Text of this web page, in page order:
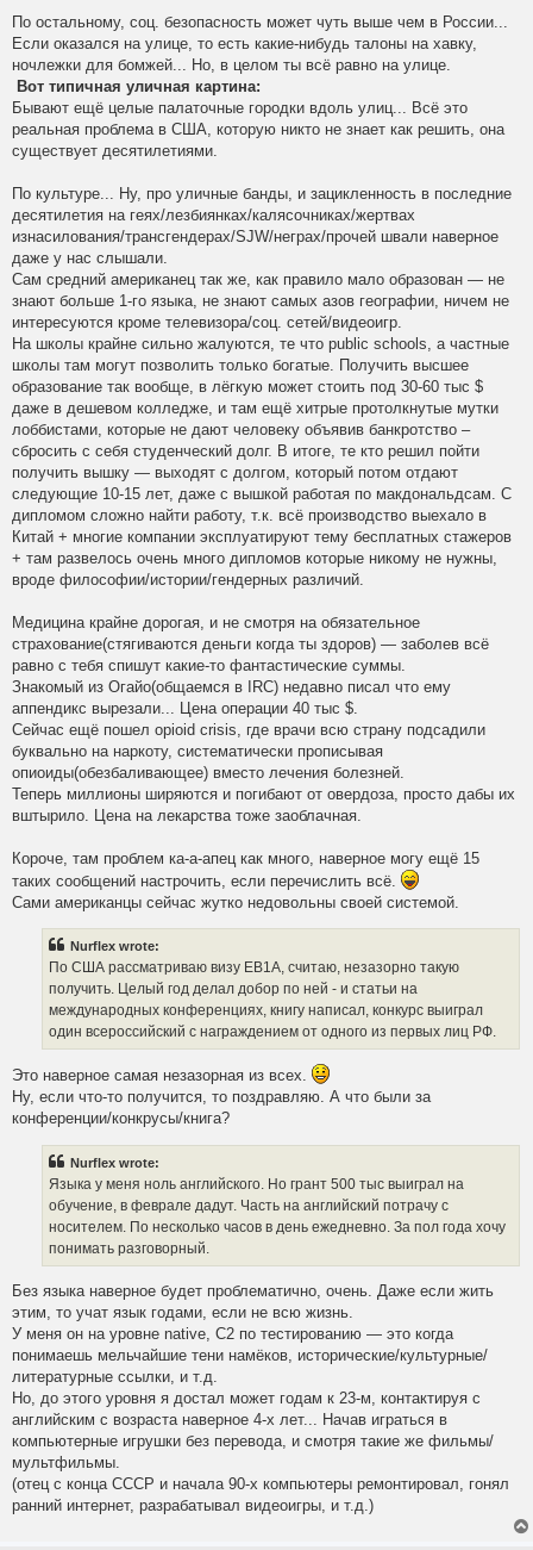
По остальному, соц. безопасность может чуть выше чем в России...
Если оказался на улице, то есть какие-нибудь талоны на хавку,
ночлежки для бомжей... Но, в целом ты всё равно на улице.
Вот типичная уличная картина:
Бывают ещё целые палаточные городки вдоль улиц... Всё это
реальная проблема в США, которую никто не знает как решить, она
существует десятилетиями.
По культуре... Ну, про уличные банды, и зацикленность в последние
десятилетия на геях/лезбиянках/калясочниках/жертвах
изнасилования/трансгендерах/SJW/неграх/прочей швали наверное
даже у нас слышали.
Сам средний американец так же, как правило мало образован — не
знают больше 1-го языка, не знают самых азов географии, ничем не
интересуются кроме телевизора/соц. сетей/видеоигр.
На школы крайне сильно жалуются, те что public schools, а частные
школы там могут позволить только богатые. Получить высшее
образование так вообще, в лёгкую может стоить под 30-60 тыс $
даже в дешевом колледже, и там ещё хитрые протолкнутые мутки
лоббистами, которые не дают человеку объявив банкротство –
сбросить с себя студенческий долг. В итоге, те кто решил пойти
получить вышку — выходят с долгом, который потом отдают
следующие 10-15 лет, даже с вышкой работая по макдональдсам. С
дипломом сложно найти работу, т.к. всё производство выехало в
Китай + многие компании эксплуатируют тему бесплатных стажеров
+ там развелось очень много дипломов которые никому не нужны,
вроде философии/истории/гендерных различий.
Медицина крайне дорогая, и не смотря на обязательное
страхование(стягиваются деньги когда ты здоров) — заболев всё
равно с тебя спишут какие-то фантастические суммы.
Знакомый из Огайо(общаемся в IRC) недавно писал что ему
аппендикс вырезали... Цена операции 40 тыс $.
Сейчас ещё пошел opioid crisis, где врачи всю страну подсадили
буквально на наркоту, систематически прописывая
опиоиды(обезбаливающее) вместо лечения болезней.
Теперь миллионы ширяются и погибают от овердоза, просто дабы их
вштырило. Цена на лекарства тоже заоблачная.
Короче, там проблем ка-а-апец как много, наверное могу ещё 15
таких сообщений настрочить, если перечислить всё.
Сами американцы сейчас жутко недовольны своей системой.
Nurflex wrote:
По США рассматриваю визу EB1A, считаю, незазорно такую
получить. Целый год делал добор по ней - и статьи на
международных конференциях, книгу написал, конкурс выиграл
один всероссийский с награждением от одного из первых лиц РФ.
Это наверное самая незазорная из всех.
Ну, если что-то получится, то поздравляю. А что были за
конференции/конкрусы/книга?
Nurflex wrote:
Языка у меня ноль английского. Но грант 500 тыс выиграл на
обучение, в феврале дадут. Часть на английский потрачу с
носителем. По несколько часов в день ежедневно. За пол года хочу
понимать разговорный.
Без языка наверное будет проблематично, очень. Даже если жить
этим, то учат язык годами, если не всю жизнь.
У меня он на уровне native, C2 по тестированию — это когда
понимаешь мельчайшие тени намёков, исторические/культурные/
литературные ссылки, и т.д.
Но, до этого уровня я достал может годам к 23-м, контактируя с
английским с возраста наверное 4-х лет... Начав играться в
компьютерные игрушки без перевода, и смотря такие же фильмы/
мультфильмы.
(отец с конца СССР и начала 90-х компьютеры ремонтировал, гонял
ранний интернет, разрабатывал видеоигры, и т.д.)